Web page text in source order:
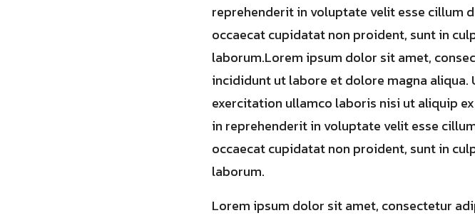
reprehenderit in voluptate velit esse cillum
occaecat cupidatat non proident, sunt in
laborum.Lorem ipsum dolor sit amet,
incididunt ut labore et dolore magna
exercitation ullamco laboris nisi ut aliquip
in reprehenderit in voluptate velit esse
occaecat cupidatat non proident, sunt in
laborum.
Lorem ipsum dolor sit amet, consectetur